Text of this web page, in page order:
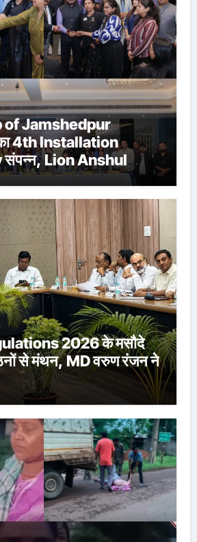
of Jamshedpur
4th Installation
Lion Anshul
अध्यक्ष पद
2026 के मसौदे
से मंथन, MD वरुण रंजन ने